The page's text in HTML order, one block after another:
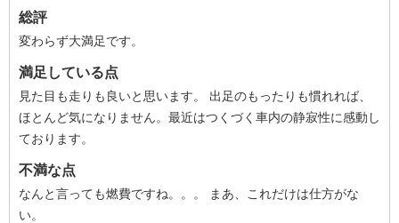
総評
変わらず大満足です。
満足している点
見た目も走りも良いと思います。 出足のもったりも慣れれば、
ほとんど気になりません。最近はつくづく車内の静寂性に感動し
ております。
不満な点
なんと言っても燃費ですね。。。 まあ、これだけは仕方がな
い。